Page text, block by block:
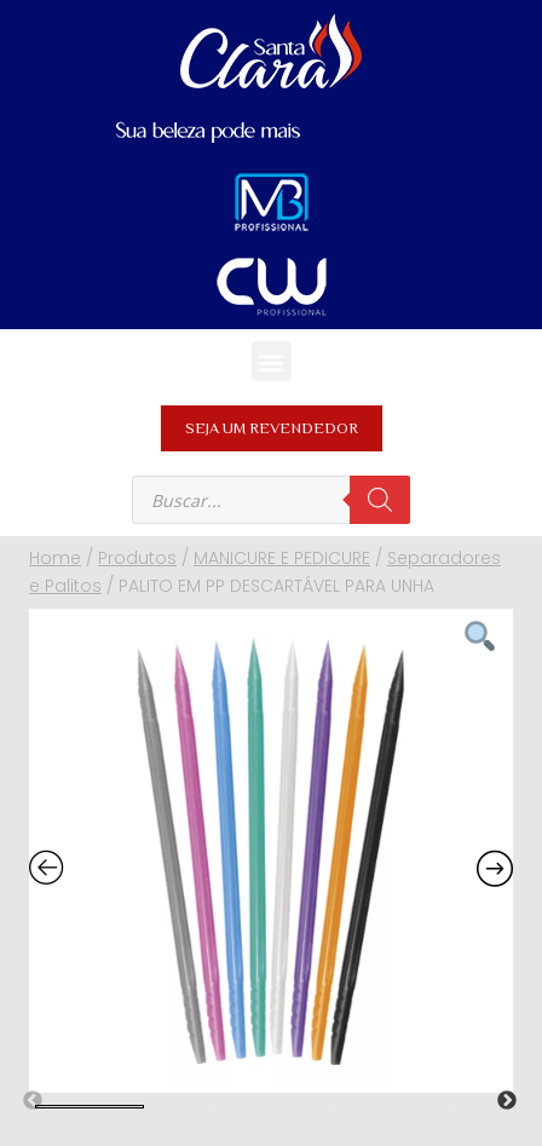
SEJA UM REVENDEDOR
Home / Produtos / MANICURE E PEDICURE / Separadores
e Palitos / PALITO EM PP DESCARTÁVEL PARA UNHA